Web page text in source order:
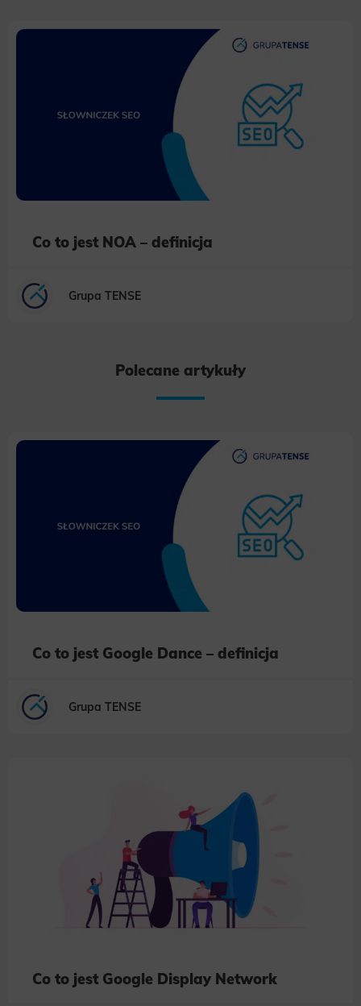
Marketing
Scope responsible for displaying personalized ads that may be of interest to the user based on browsing history and
habits and demographic criteria. Also, third-party files that, in conjunction with files installed while browsing other
websites, profile the user, providing him or her with the marketing, advertising and retargeting content deemed most
Co to jest NOA – definicja
Grupa TENSE
Polecane artykuły
Co to jest Google Dance – definicja
Grupa TENSE
Co to jest Google Display Network